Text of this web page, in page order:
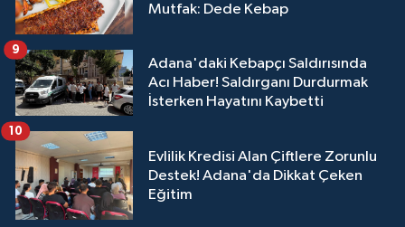
Mutfak: Dede Kebap
Adana'daki Kebapçı Saldırısında
Acı Haber! Saldırganı Durdurmak
İsterken Hayatını Kaybetti
9
Evlilik Kredisi Alan Çiftlere Zorunlu
Destek! Adana'da Dikkat Çeken
Eğitim
10